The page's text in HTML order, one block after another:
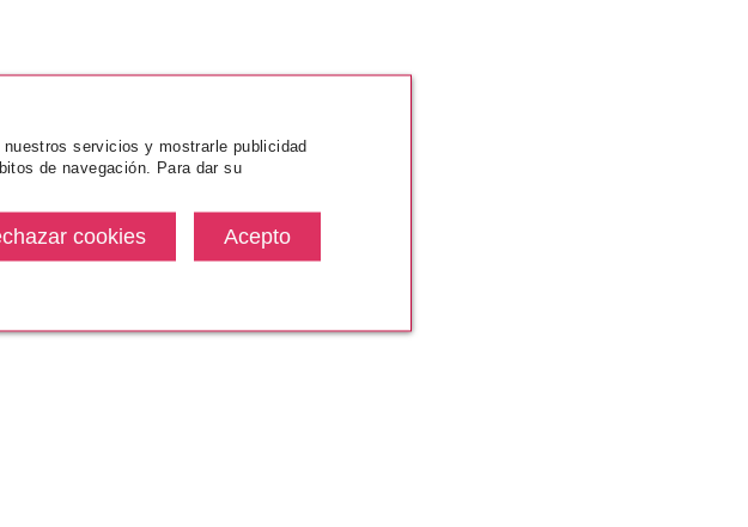
servicios y mostrarle publicidad
de navegación. Para dar su